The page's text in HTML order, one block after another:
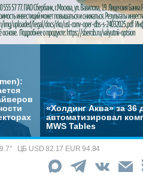
«Холдинг Аква» за 36
автоматизировал
MWS Tables
° ЦБ USD 82.17 EUR 94.84